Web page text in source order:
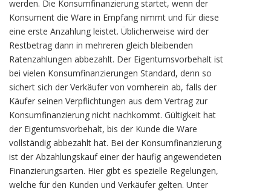
werden. Die Konsumfinanzierung startet, wenn der
Konsument die Ware in Empfang nimmt und für diese
eine erste Anzahlung leistet. Üblicherweise wird der
Restbetrag dann in mehreren gleich bleibenden
Ratenzahlungen abbezahlt. Der Eigentumsvorbehalt ist
bei vielen Konsumfinanzierungen Standard, denn so
sichert sich der Verkäufer von vornherein ab, falls der
Käufer seinen Verpflichtungen aus dem Vertrag zur
Konsumfinanzierung nicht nachkommt. Gültigkeit hat
der Eigentumsvorbehalt, bis der Kunde die Ware
vollständig abbezahlt hat. Bei der Konsumfinanzierung
ist der Abzahlungskauf einer der häufig angewendeten
Finanzierungsarten. Hier gibt es spezielle Regelungen,
welche für den Kunden und Verkäufer gelten. Unter